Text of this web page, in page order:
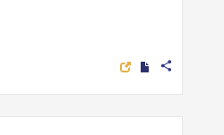
share